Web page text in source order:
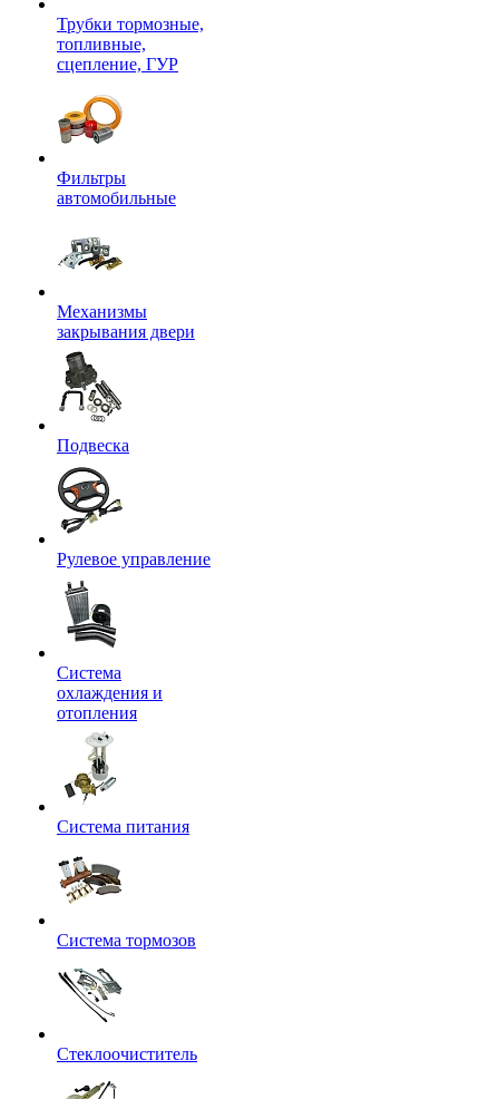
Трубки тормозные,
топливные,
сцепление, ГУР
Фильтры
автомобильные
Механизмы
закрывания двери
Подвеска
Рулевое управление
Система
охлаждения и
отопления
Система питания
Система тормозов
Стеклоочиститель